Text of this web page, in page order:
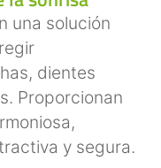
una solución
dientes
Proporcionan
y segura.